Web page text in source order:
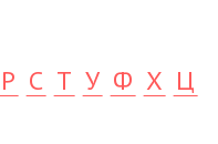
Р С Т У Ф Х Ц